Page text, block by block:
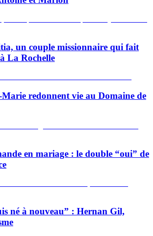
un couple missionnaire qui fait
La Rochelle
Marie redonnent vie au Domaine de
en mariage : le double “oui” de
né à nouveau” : Hernan Gil,